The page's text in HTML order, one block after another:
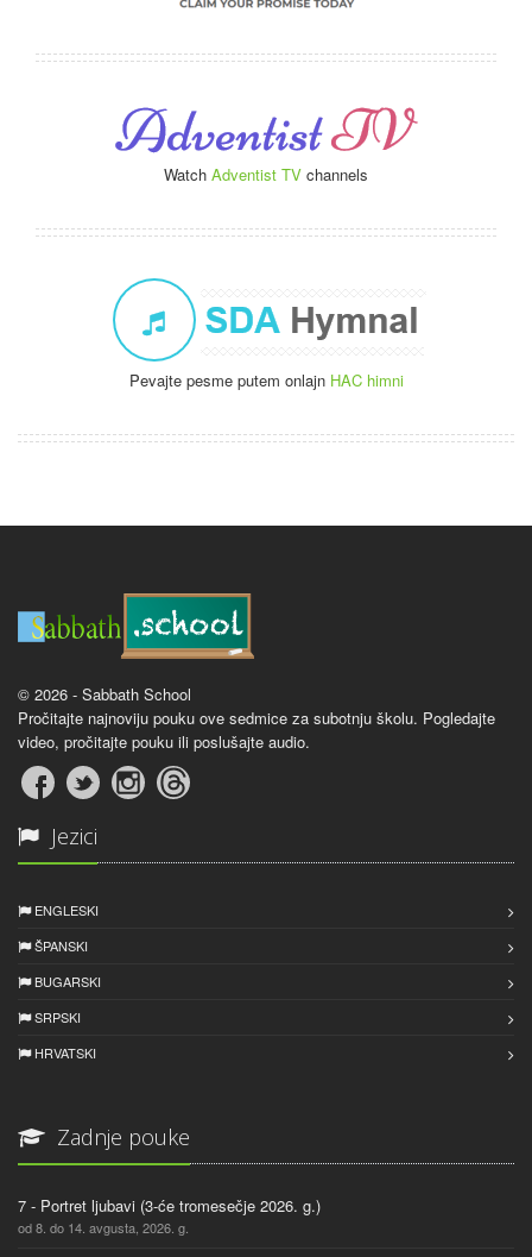
Watch Adventist TV channels
Pevajte pesme putem onlajn HAC himni
© 2026 - Sabbath School
Pročitajte najnoviju pouku ove sedmice za subotnju školu. Pogledajte
video, pročitajte pouku ili poslušajte audio.
Jezici
ENGLESKI
ŠPANSKI
BUGARSKI
SRPSKI
HRVATSKI
Zadnje pouke
7 - Portret ljubavi (3-će tromesečje 2026. g.)
od 8. do 14. avgusta, 2026. g.